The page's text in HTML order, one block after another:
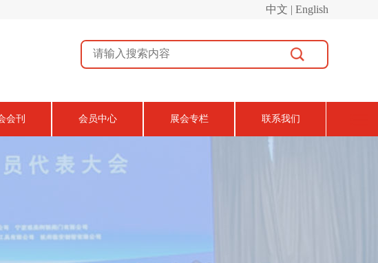
中文 | English
会刊 会员中心 展会专栏 联系我们